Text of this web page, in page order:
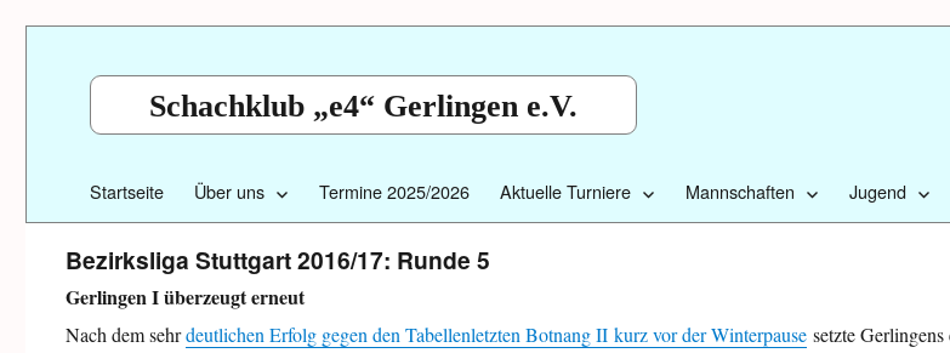
Schachklub „e4“ Gerlingen e.V.
Startseite Über uns Termine 2025/2026 Aktuelle Turniere Mannschaften Jugend
Bezirksliga Stuttgart 2016/17: Runde 5
Gerlingen I überzeugt erneut
Nach dem sehrdeutlichen Erfolg gegen den Tabellenletzten Botnang II kurz vor der Winterpausesetzte Gerlingens